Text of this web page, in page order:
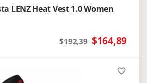
LENZ Heat Vest 1.0 Women
$192,39 $164,89
favorite_border